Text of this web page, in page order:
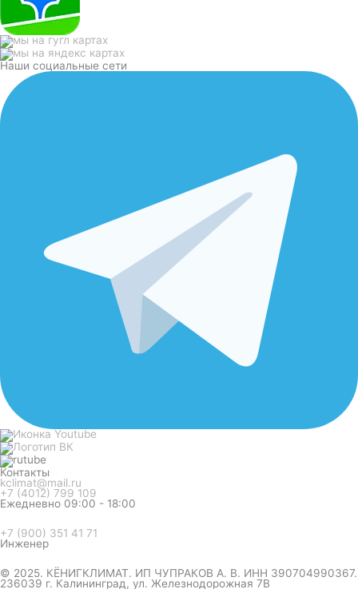
Наши социальные сети
Контакты
kclimat@mail.ru
+7 (4012) 799 109
Ежедневно 09:00 - 18:00
+7 (900) 351 41 71
Инженер
© 2025. КЁНИГКЛИМАТ. ИП ЧУПРАКОВ А. В. ИНН 390704990367.
236039 г. Калининград, ул. Железнодорожная 7В